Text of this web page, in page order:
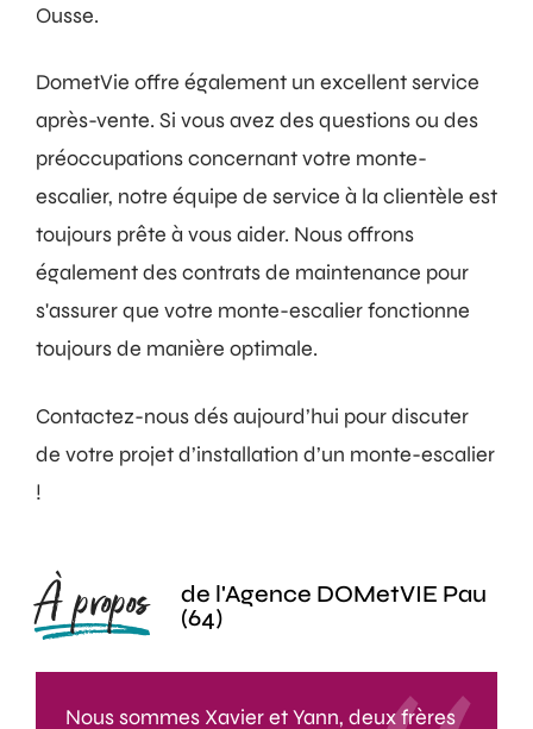
Ousse.
DometVie offre également un excellent service
après-vente. Si vous avez des questions ou des
préoccupations concernant votre monte-
escalier, notre équipe de service à la clientèle est
toujours prête à vous aider. Nous offrons
également des contrats de maintenance pour
s'assurer que votre monte-escalier fonctionne
toujours de manière optimale.
Contactez-nous dés aujourd’hui pour discuter
de votre projet d’installation d’un monte-escalier
!
À propos
de l'Agence DOMetVIE Pau
(64)
Nous sommes Xavier et Yann, deux frères